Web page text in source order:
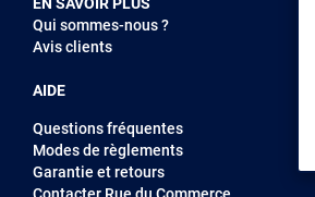
Qui sommes-nous ?
Avis clients
AIDE
Questions fréquentes
Modes de règlements
Garantie et retours
Contacter Rue du Commerce